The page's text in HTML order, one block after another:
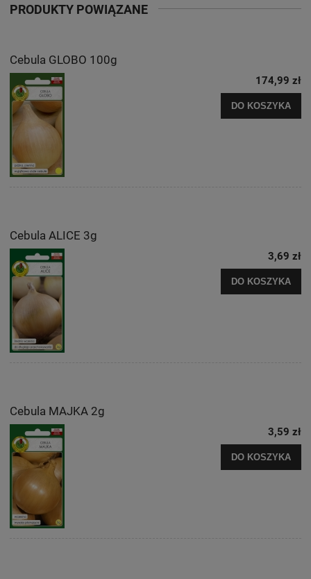
PRODUKTY POWIĄZANE
Cebula GLOBO 100g
174,99 zł
DO KOSZYKA
Cebula ALICE 3g
3,69 zł
DO KOSZYKA
Cebula MAJKA 2g
3,59 zł
DO KOSZYKA